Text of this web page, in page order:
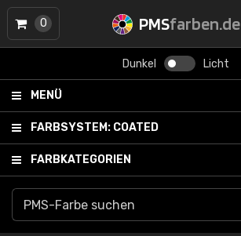
PMSfarben.de
Dunkel Licht
MENÜ
FARBSYSTEM: COATED
FARBKATEGORIEN
0